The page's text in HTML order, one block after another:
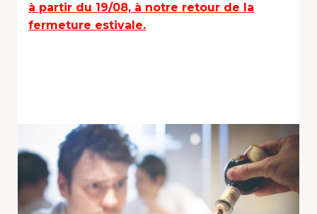
à partir du 19/08, à notre retour de la
fermeture estivale.